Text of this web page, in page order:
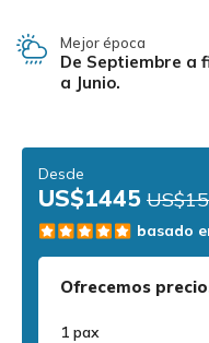
Mejor época
De Septiembre a
a Junio.
Desde
US$1445
basado
Ofrecemos
1 pax